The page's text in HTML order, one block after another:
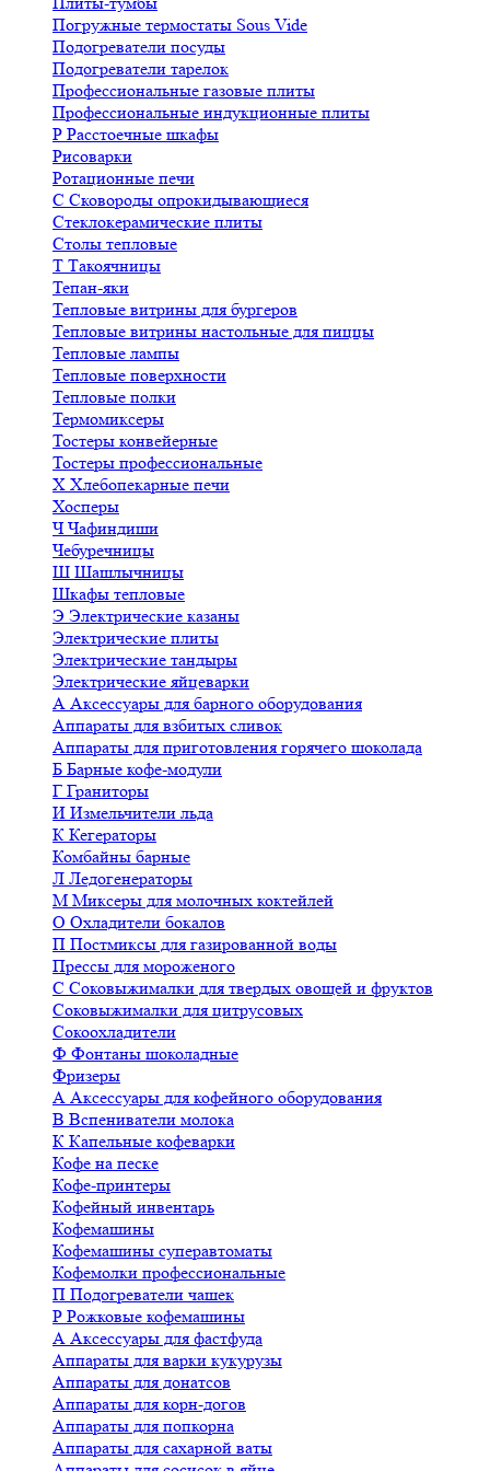
Погружные термостаты Sous Vide
Подогреватели посуды
Подогреватели тарелок
Профессиональные газовые плиты
Профессиональные индукционные плиты
Р Расстоечные шкафы
Рисоварки
Ротационные печи
С Сковороды опрокидывающиеся
Стеклокерамические плиты
Столы тепловые
Т Такоячницы
Тепан-яки
Тепловые витрины для бургеров
Тепловые витрины настольные для пиццы
Тепловые лампы
Тепловые поверхности
Тепловые полки
Термомиксеры
Тостеры конвейерные
Тостеры профессиональные
Х Хлебопекарные печи
Хосперы
ЧЧафиндиши
Чебуречницы
Ш Шашлычницы
Шкафы тепловые
Э Электрические казаны
Электрические плиты
Электрические тандыры
Электрические яйцеварки
А Аксессуары для барного оборудования
Аппараты для взбитых сливок
Аппараты для приготовления горячего шоколада
Б Барные кофе-модули
Г Граниторы
И Измельчители льда
К Кегераторы
Комбайны барные
Л Ледогенераторы
М Миксеры для молочных коктейлей
О Охладители бокалов
П Постмиксы для газированной воды
Прессы для мороженого
С Соковыжималки для твердых овощей и фруктов
Соковыжималки для цитрусовых
Сокоохладители
Ф Фонтаны шоколадные
Фризеры
А Аксессуары для кофейного оборудования
В Вспениватели молока
К Капельные кофеварки
Кофе на песке
Кофе-принтеры
Кофейный инвентарь
Кофемашины
Кофемашины суперавтоматы
Кофемолки профессиональные
П Подогреватели чашек
Р Рожковые кофемашины
А Аксессуары для фастфуда
Аппараты для варки кукурузы
Аппараты для донатсов
Аппараты для корн-догов
Аппараты для попкорна
Аппараты для сахарной ваты